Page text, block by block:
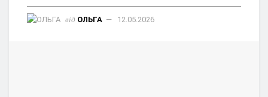
від ОЛЬГА 12.05.2026